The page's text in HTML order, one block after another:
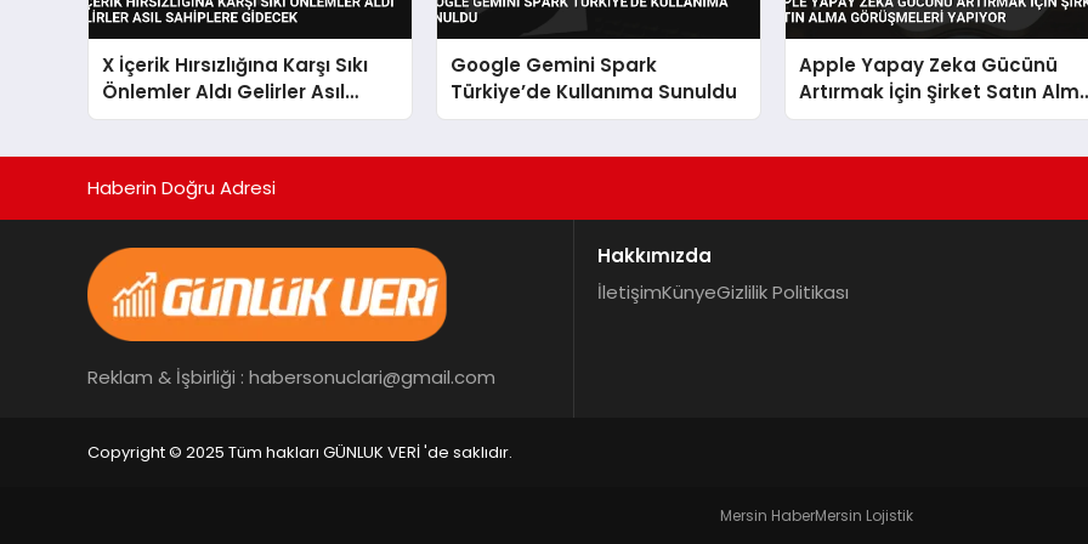
X İçerik Hırsızlığına Karşı Sıkı
Önlemler Aldı Gelirler Asıl
Sahiplere Gidecek
Google Gemini Spark
Türkiye’de Kullanıma Sunuldu
Apple Yapay Zeka Gücünü
Artırmak İçin Şirket Satın
Görüşmeleri Yapıyor
Haberin Doğru Adresi
Reklam & İşbirliği : habersonuclari@gmail.com
Hakkımızda
İletişimKünyeGizlilik Politikası
Copyright © 2025 Tüm hakları GÜNLUK VERİ 'de saklıdır.
Mersin HaberMersin Lojistik